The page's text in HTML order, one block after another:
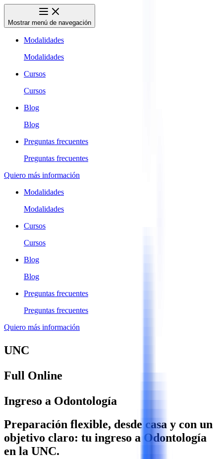
Mostrar menú de navegación
Modalidades
Modalidades
Cursos
Cursos
Blog
Blog
Preguntas frecuentes
Preguntas frecuentes
Quiero más información
Modalidades
Modalidades
Cursos
Cursos
Blog
Blog
Preguntas frecuentes
Preguntas frecuentes
Quiero más información
UNC
Full Online
Ingreso a Odontología
Preparación flexible, desde casa y con un
objetivo claro: tu ingreso a Odontología
en la UNC.